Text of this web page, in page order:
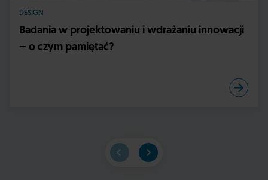
DESIGN
Badania w projektowaniu i wdrażaniu innowacji
– o czym pamiętać?